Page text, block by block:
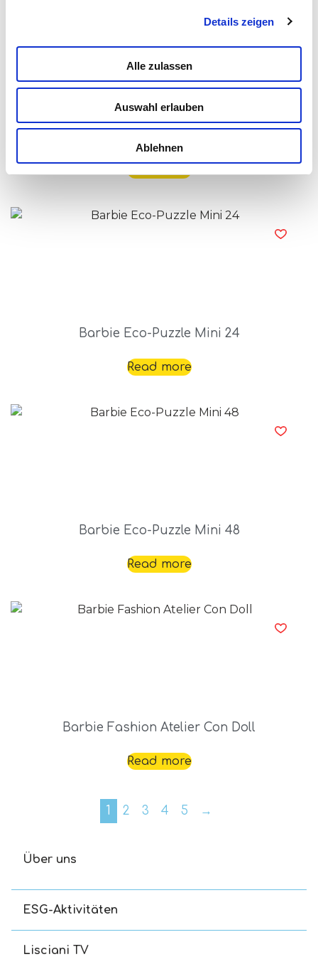
Details zeigen
Alle zulassen
Auswahl erlauben
Ablehnen
Barbie Eco-Puzzle Mini 24
Read more
Barbie Eco-Puzzle Mini 48
Read more
Barbie Fashion Atelier Con Doll
Read more
1 2 3 4 5 →
Über uns
ESG-Aktivitäten
Lisciani TV